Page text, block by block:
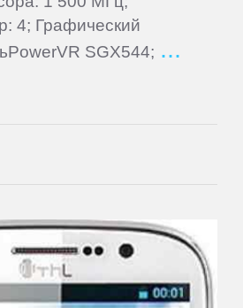
4; Графический
SGX544;